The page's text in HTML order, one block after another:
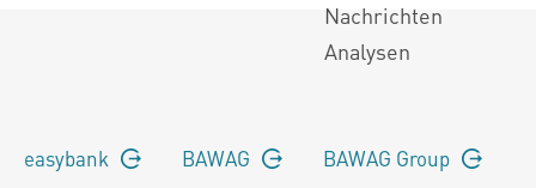
Nachrichten
Analysen
easybank BAWAG BAWAG Group